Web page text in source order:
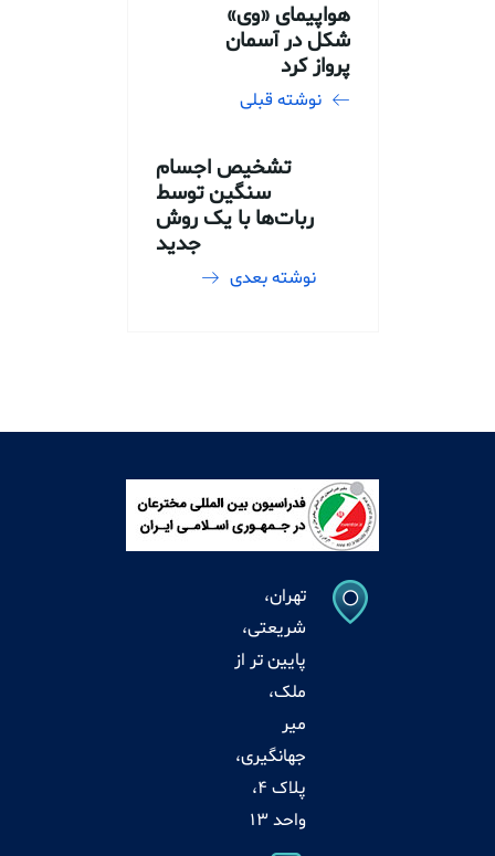
هواپیمای «وی»
شکل در آسمان
پرواز کرد
نوشته قبلی
تشخیص اجسام
سنگین توسط
ربات‌ها با یک روش
جدید
نوشته بعدی
تهران،
شریعتی،
پایین تر از
ملک،
میر
جهانگیری،
پلاک 4،
واحد 13